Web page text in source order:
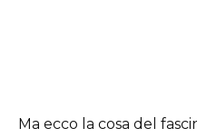
Ma ecco la cosa del